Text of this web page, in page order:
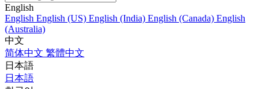
English
English English (US) English (India) English (Canada) English
(Australia)
中文
简体中文 繁體中文
日本語
日本語